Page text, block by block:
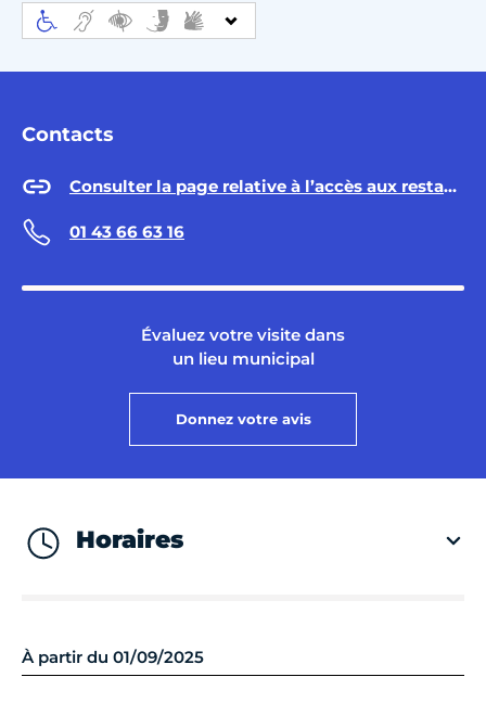
Contacts
Consulter la page relative à l’accès aux restaurants Émeraude
01 43 66 63 16
Évaluez votre visite dans
un lieu municipal
Donnez votre avis
Horaires
À partir du 01/09/2025